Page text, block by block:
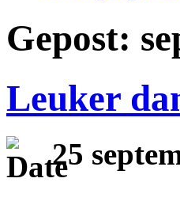
Gepost:
Leuker
25